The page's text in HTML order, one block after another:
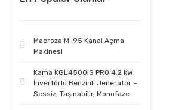
Macroza M-95 Kanal Açma
Makinesi
Kama KGL4500IS PRO 4.2 kW
İnvertörlü Benzinli Jeneratör –
Sessiz, Taşınabilir, Monofaze